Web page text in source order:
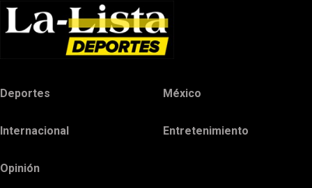
Deportes México
Internacional Entretenimiento
Opinión